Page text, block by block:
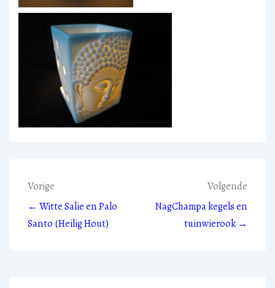
Bericht
navigatie
Vorige
← Witte Salie en Palo
Santo (Heilig Hout)
Volgende
NagChampa kegels en
tuinwierook →